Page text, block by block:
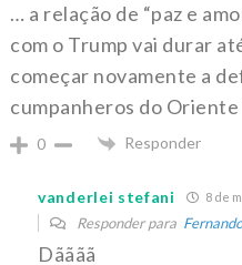
… a relação de “paz e
com o Trump vai durar
começar novamente a
cumpanheros do
0 Responder
vanderlei stefani 8 de
Responder para
Dãããã